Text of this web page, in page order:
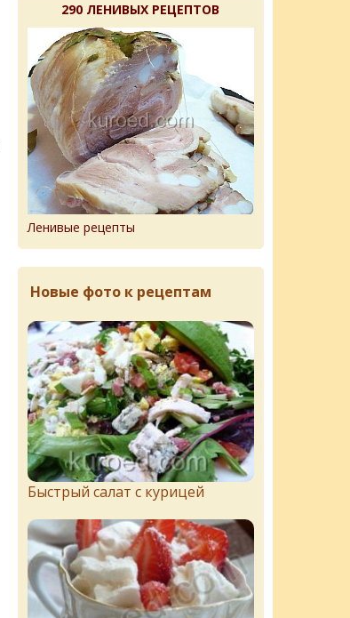
290 ЛЕНИВЫХ РЕЦЕПТОВ
Ленивые рецепты
Новые фото к рецептам
Быстрый салат с курицей